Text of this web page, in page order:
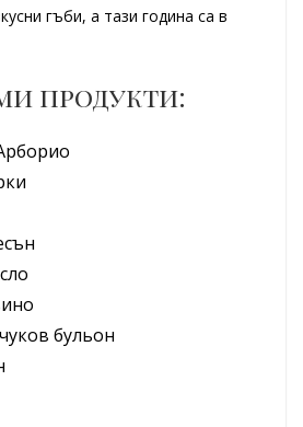
гъби, а тази година са в
продукти:
бульон